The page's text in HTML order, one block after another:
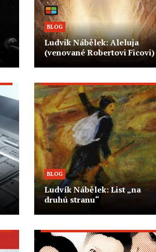
BLOG
Ludvik Nábělek: Aleluja
(venované Robertovi Ficovi)
BLOG
Ludvík Nábělek: List „na
druhú stranu“